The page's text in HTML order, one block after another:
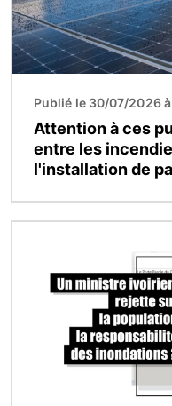
Publié le 30/07/2026
Attention à ces
entre les
l'installation de